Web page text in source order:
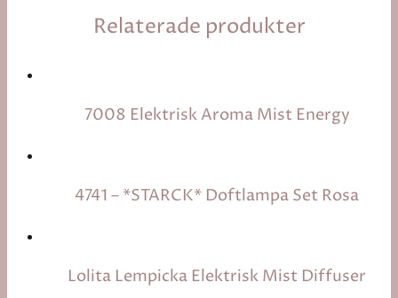
Relaterade produkter
7008 Elektrisk Aroma Mist Energy
4741 – *STARCK* Doftlampa Set Rosa
Lolita Lempicka Elektrisk Mist Diffuser